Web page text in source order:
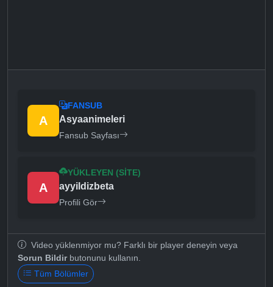
A
FANSUB
Asyaanimeleri
Fansub Sayfası
A
YÜKLEYEN (SITE)
ayyildizbeta
Profili Gör
Video yüklenmiyor mu? Farklı bir player deneyin veya
Sorun Bildirbutonunu kullanın.
Tüm Bölümler